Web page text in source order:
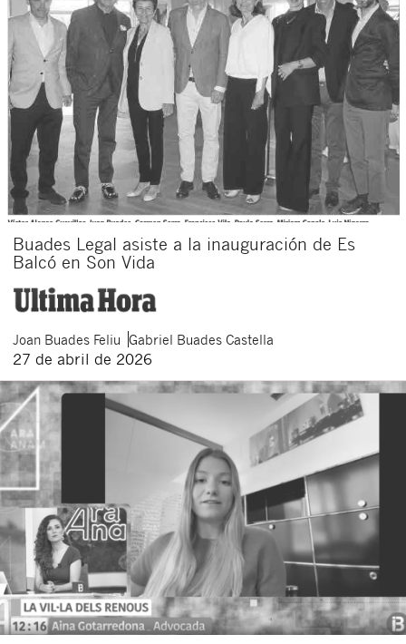
Buades Legal asiste a la inauguración de Es
Balcó en Son Vida
Joan Buades Feliu Gabriel Buades Castella
27 de abril de 2026